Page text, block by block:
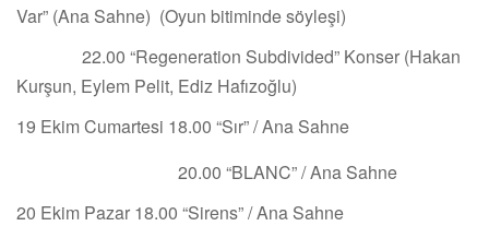
Var” (Ana Sahne) (Oyun bitiminde söyleşi)
22.00 “Regeneration Subdivided” Konser (Hakan
Kurşun, Eylem Pelit, Ediz Hafızoğlu)
19 Ekim Cumartesi 18.00 “Sır” / Ana Sahne
20.00 “BLANC” / Ana Sahne
20 Ekim Pazar 18.00 “Sirens” / Ana Sahne